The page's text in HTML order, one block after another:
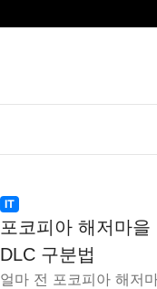
IT
포코피아 해저마
DLC 구분법
얼마 전 포코피아 해저